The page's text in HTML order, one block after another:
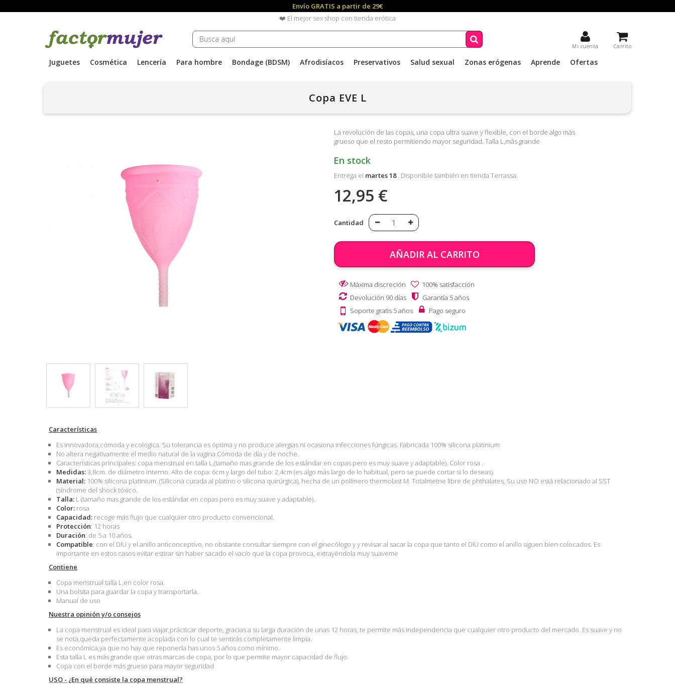
Envío GRATIS a partir de 29€
❤️ El mejor sex shop con tienda erótica
Carrito
Mi cuenta
Juguetes Cosmética Lencería Para hombre Bondage (BDSM) Afrodisíacos Preservativos Salud sexual Zonas erógenas Aprende Ofertas
Copa EVE L
La revolución de las copas, una copa ultra suave y flexible, con el borde algo más
grueso que el resto permitiendo mayor seguridad. Talla L,más grande
En stock
Entrega el martes 18 . Disponible también en tienda Terrassa.
12,95 €
Cantidad
AÑADIR AL CARRITO
Máxima discreción
100% satisfacción
Devolución 90 días
Garantía 5 años
Soporte gratis 5 años
Pago seguro
Características
Es innovadora,cómoda y ecológica. Su tolerancia es óptima y no produce alergias ni ocasiona infecciones fúngicas. Fabricada 100% silicona platinium
No altera negativamente el medio natural de la vagina.Cómoda de día y de noche.
Características principales: copa menstrual en talla L,(tamaño mas grande de los estándar en copas pero es muy suave y adaptable). Color rosa .
Medidas:3,8cm. de diámetro interno. Alto de copa: 6cm y largo del tubo: 2,4cm (es algo más largo de lo habitual, pero se puede cortar si lo deseas).
Material: 100% silicona platinium. (Silicona curada al platino o silicona quirúrgica), hecha de un polímero thermolast M. Totalmetne libre de phthalates. Su uso NO está relacionado al SST
(síndrome del shock tóxico.
Talla: L (tamaño mas grande de los estándar en copas pero es muy suave y adaptable).
Color: rosa
Capacidad: recoge más flujo que cualquier otro producto convencional.
Protección: 12 horas
Duración: de 5 a 10 años.
Compatible: con el DIU y el anillo anticonceptivo, no obstante consultar siempre con el ginecólogo y y revisar al sacar la copa que tanto el DIU como el anillo siguen bien colocados. Es
importante en estos casos evitar estirar sin haber sacado el vacío que la copa provoca, extrayéndola muy suaveme
Contiene
Copa menstrual talla L,en color rosa.
Una bolsita para guardar la copa y transportarla.
Manual de uso
Nuestra opinión y/o consejos
La copa menstrual es ideal para viajar,prácticar deporte, gracias a su larga duración de unas 12 horas, te permite más independencia que cualquier otro producto del mercado. Es suave y no
se nota,queda perfectamente acoplada con lo cual te sentirás completamente limpia.
Es económica,ya que no hay que reponerla has unos 5 años como mínimo.
Esta talla L es más grande que otras marcas de copa, por lo que permite mayor capacidad de flujo.
Copa con el borde más grueso para mayor seguridad
USO - ¿En qué consiste la copa menstrual?